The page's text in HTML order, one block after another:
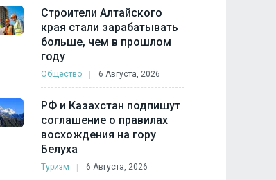
Строители Алтайского
края стали зарабатывать
больше, чем в прошлом
году
Общество 6 Августа, 2026
РФ и Казахстан подпишут
соглашение о правилах
восхождения на гору
Белуха
Туризм 6 Августа, 2026